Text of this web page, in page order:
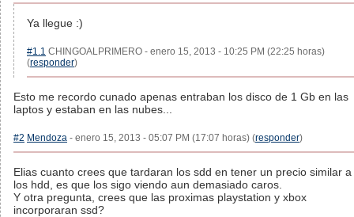
Ya llegue :)
#1.1 CHINGOALPRIMERO - enero 15, 2013 - 10:25 PM (22:25 horas)
(responder)
Esto me recordo cunado apenas entraban los disco de 1 Gb en las
laptos y estaban en las nubes...
#2 Mendoza - enero 15, 2013 - 05:07 PM (17:07 horas) (responder)
Elias cuanto crees que tardaran los sdd en tener un precio similar a
los hdd, es que los sigo viendo aun demasiado caros.
Y otra pregunta, crees que las proximas playstation y xbox
incorporaran ssd?